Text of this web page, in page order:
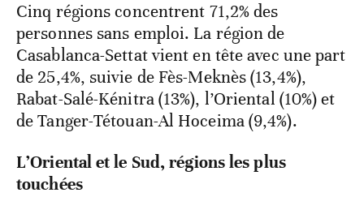
Cinq régions concentrent 71,2% des
personnes sans emploi. La région de
Casablanca-Settat vient en tête avec une part
de 25,4%, suivie de Fès-Meknès (13,4%),
Rabat-Salé-Kénitra (13%), l’Oriental (10%) et
de Tanger-Tétouan-Al Hoceima (9,4%).
L’Oriental et le Sud, régions les plus
touchées